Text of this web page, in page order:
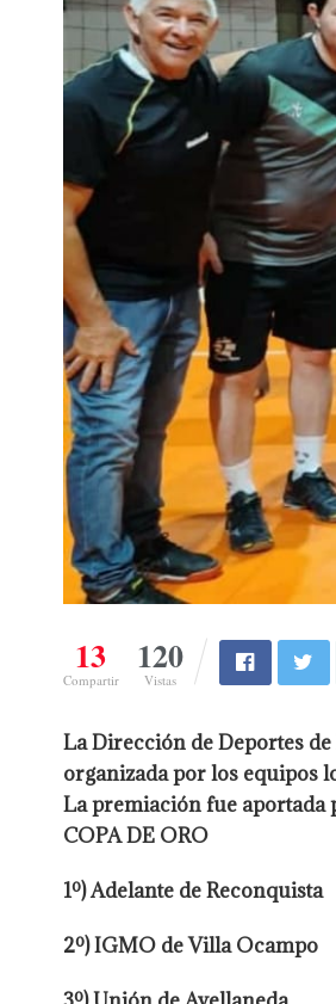
13
Compartir
120
Vistas
La Dirección de Deportes
organizada por los equipos
La premiación fue aportada
COPA DE ORO
1º) Adelante de Reconquista
2º) IGMO de Villa Ocampo